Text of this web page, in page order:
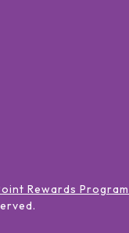
Rewards
.